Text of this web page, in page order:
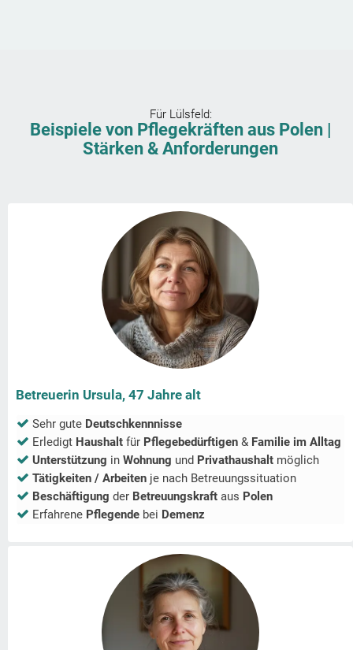
Für Lülsfeld:
Beispiele von Pflegekräften aus Polen |
Stärken & Anforderungen
Betreuerin Ursula, 47 Jahre alt
Sehr gute Deutschkennnisse
Erledigt Haushalt für Pflegebedürftigen & Familie im Alltag
Unterstützung in Wohnung und Privathaushalt möglich
Tätigkeiten / Arbeiten je nach Betreuungssituation
Beschäftigung der Betreuungskraft aus Polen
Erfahrene Pflegende bei Demenz